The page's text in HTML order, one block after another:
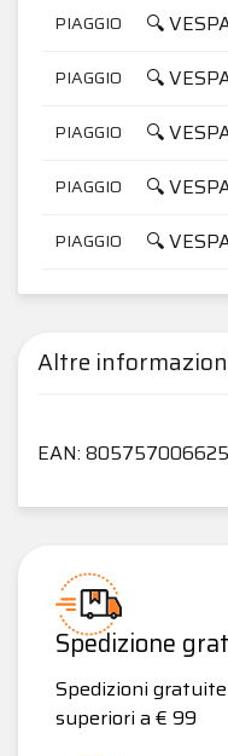
PIAGGIO 🔍
PIAGGIO 🔍
PIAGGIO 🔍
PIAGGIO 🔍
PIAGGIO 🔍
Altre
EAN:
Spedizione
Spedizioni
superiori a € 99